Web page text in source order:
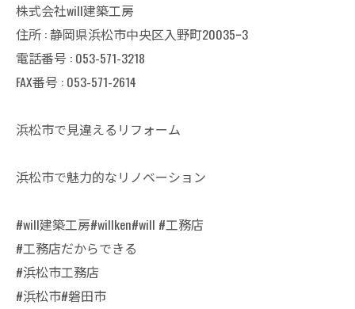
株式会社will建築工房
住所 : 静岡県浜松市中央区入野町20035ｰ3
電話番号 : 053-571-3218
FAX番号 : 053-571-2614
浜松市で見違えるリフォーム
浜松市で魅力的なリノベーション
#will建築工房#willken#will #工務店
#工務店だからできる
#浜松市工務店
#浜松市#磐田市